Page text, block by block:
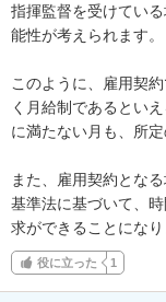
指揮監督を受けてい
能性が考えられます。
このように、雇用契
く月給制であるとい
に満たない月も、所
また、雇用契約とな
基準法に基づいて、
求ができることになり
役に立った 1